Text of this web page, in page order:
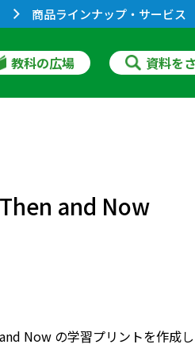
商品ラインナップ・サービス
教科の広場 資料を
and Now
Now の学習プリントを作成